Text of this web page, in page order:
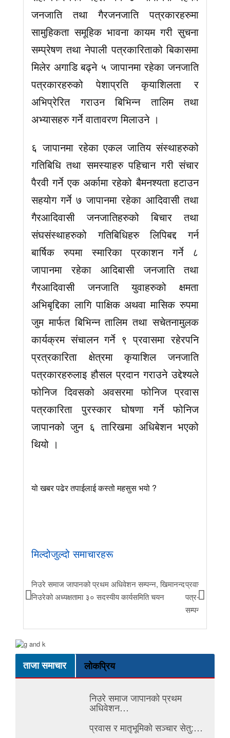
जनजाति तथा गैरजनजाति पत्रकारहरुमा
सामुहिकता समूहिक भावना कायम गरी सुचना
सम्प्रेषण तथा नेपाली पत्रकारिताको बिकासमा
मिलेर अगाडि बढ्ने ५ जापानमा रहेका जनजाति
पत्रकारहरुको पेशाप्रति कृयाशिलता र
अभिप्रेरित गराउन बिभिन्न तालिम तथा
अभ्यासहरु गर्ने वातावरण मिलाउने ।
६ जापानमा रहेका एकल जातिय संस्थाहरुको
गतिबिधि तथा समस्याहरु पहिचान गरी संचार
पैरवी गर्ने एक अर्कामा रहेको बैमनश्यता हटाउन
सहयोग गर्ने ७ जापानमा रहेका आदिवासी तथा
गैरआदिवासी जनजातिहरुको बिचार तथा
संघसंस्थाहरुको गतिबिधिहरु लिपिबद्द गर्न
बार्षिक रुपमा स्मारिका प्रकाशन गर्ने ८
जापानमा रहेका आदिबासी जनजाति तथा
गैरआदिवासी जनजाति युवाहरुको क्षमता
अभिबृद्दिका लागि पाक्षिक अथवा मासिक रुपमा
जुम मार्फत बिभिन्न तालिम तथा सचेतनामुलक
कार्यक्रम संचालन गर्ने ९ प्रवासमा रहेरपनि
प्रत्रकारिता क्षेत्रमा कृयाशिल जनजाति
पत्रकारहरुलाइ हौसल प्रदान गराउने उद्देश्यले
फोनिज दिवसको अवसरमा फोनिज प्रवास
पत्रकारिता पुरस्कार घोषणा गर्ने फोनिज
जापानको जुन ६ तारिखमा अधिबेशन भएको
थियो ।
यो खबर पढेर तपाईलाई कस्तो महसुस भयो ?
मिल्दोजुल्दो समाचारहरू
निउरे समाज जापानको प्रथम अधिवेशन सम्पन्न, खिमानन्द
निउरेको अध्यक्षतामा ३० सदस्यीय कार्यसमिति चयन
प्रवास र
पत्र-२०२६
सम्पन्न
ताजा समाचार लोकप्रिय
निउरे समाज जापानको प्रथम
अधिवेशन…
प्रवास र मातृभूमिको सञ्चार सेतु:…